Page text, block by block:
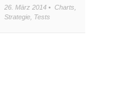
26. März 2014 • Charts
Strategie, Tests